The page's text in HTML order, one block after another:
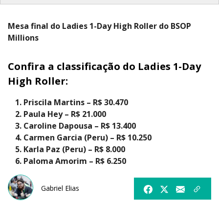
Mesa final do Ladies 1-Day High Roller do BSOP
Millions
Confira a classificação do Ladies 1-Day
High Roller:
Priscila Martins – R$ 30.470
Paula Hey – R$ 21.000
Caroline Dapousa – R$ 13.400
Carmen Garcia (Peru) – R$ 10.250
Karla Paz (Peru) – R$ 8.000
Paloma Amorim – R$ 6.250
Gabriel Elias